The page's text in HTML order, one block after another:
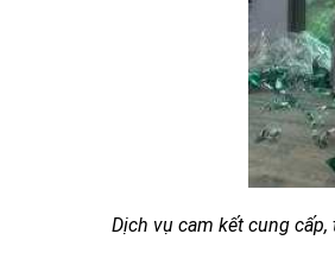
Dịch vụ cam kết cung